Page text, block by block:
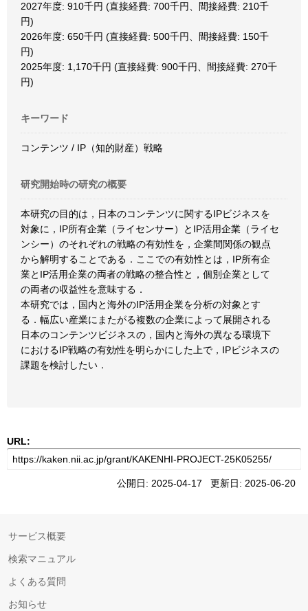
2027年度: 910千円 (直接経費: 700千円、間接経費: 210千
円)
2026年度: 650千円 (直接経費: 500千円、間接経費: 150千
円)
2025年度: 1,170千円 (直接経費: 900千円、間接経費: 270千
円)
キーワード
コンテンツ / IP（知的財産）戦略
研究開始時の研究の概要
本研究の目的は，日本のコンテンツに関するIPビジネスを
対象に，IP所有企業（ライセンサー）とIP活用企業（ライセ
ンシー）のそれぞれの戦略の有効性を，企業間関係の観点
から解明することである．ここでの有効性とは，IP所有企
業とIP活用企業の両者の戦略の整合性と，個別企業として
の両者の収益性を意味する．
本研究では，国内と海外のIP活用企業を分析の対象とす
る．幅広い産業にまたがる複数の企業によって展開される
日本のコンテンツビジネスの，国内と海外の異なる環境下
におけるIP戦略の有効性を明らかにした上で，IPビジネスの
課題を検討したい．
URL:
公開日: 2025-04-17 更新日: 2025-06-20
サービス概要
検索マニュアル
よくある質問
お知らせ